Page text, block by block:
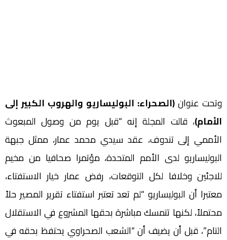
وتحت عنوان(الصحراء: البوليساريو والهروب الكبير إلى
الأمام)، قالت المجلة إنه “قبل يوم من وصول المبعوث
الأممي إلى تندوف، عقد سيدي محمد عمار، ممثل جبهة
البوليساريو لدى الأمم المتحدة، مؤتمرا صحافيا من مخيم
للاجئين وخلافا لكل التوقعات، رفض عمار خيار الاستفتاء،
معتبرا أن البوليساريو “لم تعد تعتبر استفتاء تقرير المصير حلاً
محتملاً، لكنها تتمسك مباشرة بحقها المشروع في الاستقلال
التام”، قبل أن يضيف أن “الشعب الصحراوي يحتفظ بحقه في